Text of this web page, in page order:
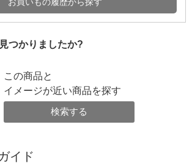
つかりましたか?
この商品と
イメージが近い商品を探す
検索する
イド